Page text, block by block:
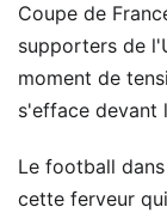
Coupe de
supporters de
moment de
s'efface devant
Le football
cette ferveur